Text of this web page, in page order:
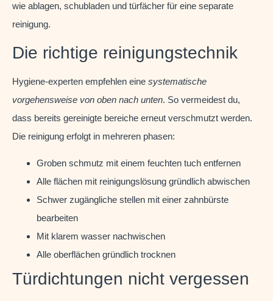
wie ablagen, schubladen und türfächer für eine separate
reinigung.
Die richtige reinigungstechnik
Hygiene-experten empfehlen eine systematische
vorgehensweise von oben nach unten. So vermeidest du,
dass bereits gereinigte bereiche erneut verschmutzt werden.
Die reinigung erfolgt in mehreren phasen:
Groben schmutz mit einem feuchten tuch entfernen
Alle flächen mit reinigungslösung gründlich abwischen
Schwer zugängliche stellen mit einer zahnbürste
bearbeiten
Mit klarem wasser nachwischen
Alle oberflächen gründlich trocknen
Türdichtungen nicht vergessen